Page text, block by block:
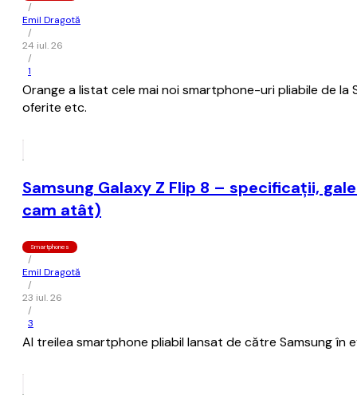
/
Emil Dragotă
/
24 iul. 26
/
1
Orange a listat cele mai noi smartphone-uri pliabile de
oferite etc.
Samsung Galaxy Z Flip 8 – specificații,
cam atât)
Smartphones
/
Emil Dragotă
/
23 iul. 26
/
3
Al treilea smartphone pliabil lansat de către Samsung în